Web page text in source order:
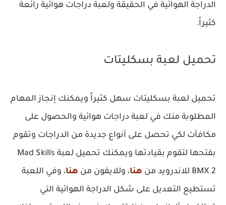
الدراجة الهوائية في الحقيقة ولعبة دراجات هوائية رائعة
كثيراً.
تحميل لعبة بسكليتات
تحميل لعبة بسكليتات سهل كثيراً ويمكنك إنجاز المهام
المطلوبة منك في لعبة دراجات هوائية والحصول على
مكافآت لكي تحصل على أنواع جديدة من الدراجات وتقوم
بفتحها لتقوم بقيادتها ويمكنك تحميل لعبة Mad Skills
BMX 2 للاندرويد من
هنا، وللايفون من هنا، وفي اللعبة
تستطيع التعديل على شكل الدراجة الهوائية التي